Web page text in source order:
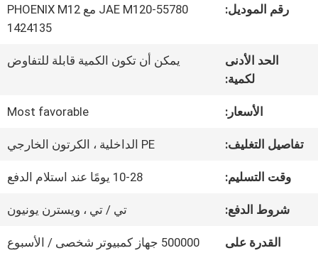
الجودة
اتصل
رقم الموديل:
JAE M120-55780 مع PHOENIX M12
1424135
الحد الأدنى
لكمية:
يمكن أن تكون الكمية قابلة للتفاوض
الأسعار: Most favorable
تفاصيل التغليف: PE الداخلية ، الكرتون الخارجي
وقت التسليم: 10-28 يومًا عند استلام الدفع
شروط الدفع: تي / تي ، ويسترن يونيون
القدرة على
500000 جهاز كمبيوتر شخصى / الأسبوع